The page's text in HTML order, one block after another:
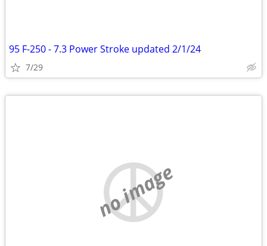
95 F-250 - 7.3 Power Stroke updated 2/1/24
7/29
no image